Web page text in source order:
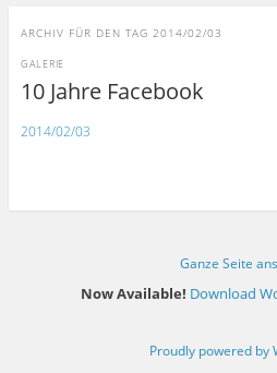
ARCHIV FÜR DEN TAG 2014/02/03
10 Jahre Facebook
GALERIE
2014/02/03
Ganze Seite
Now Available! Download
Proudly powered by